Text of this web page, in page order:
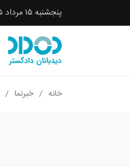
پنجشنبه ۱۵ مرداد ۱۴۰۵
خانه خبرنما